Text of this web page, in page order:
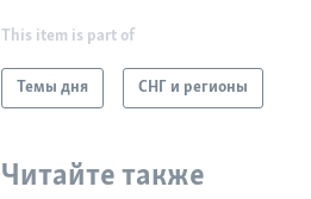
This item is part of
Темы дня СНГ и регионы
Читайте также